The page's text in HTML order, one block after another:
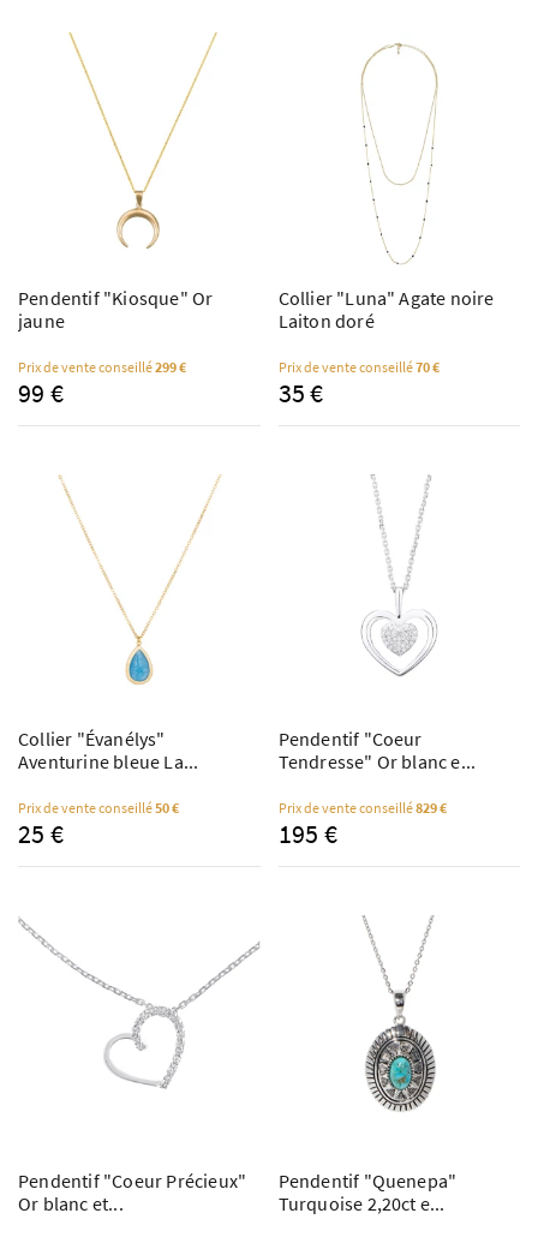
Pendentif "Kiosque" Or
jaune
Prix de vente conseillé299 €
99 €
Collier "Luna" Agate noire
Laiton doré
Prix de vente conseillé70 €
35 €
Collier "Évanélys"
Aventurine bleue La...
Prix de vente conseillé50 €
25 €
Pendentif "Coeur
Tendresse" Or blanc e...
Prix de vente conseillé829 €
195 €
Pendentif "Coeur Précieux"
Or blanc et...
Pendentif "Quenepa"
Turquoise 2,20ct e...